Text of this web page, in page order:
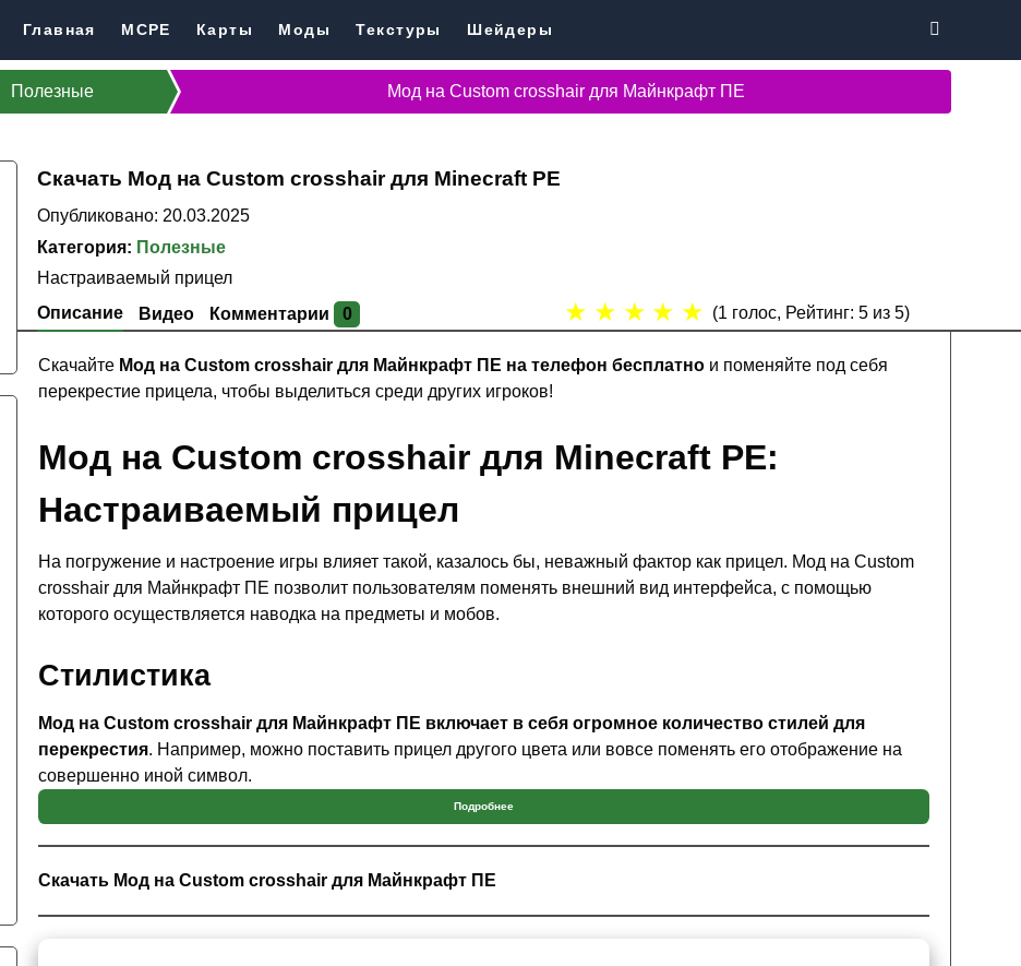
Главная MCPE Карты Моды Текстуры Шейдеры
Полезные Мод на Custom crosshair для Майнкрафт ПЕ
Скачать Мод на Custom crosshair для Minecraft PE
Опубликовано: 20.03.2025
Категория: Полезные
Настраиваемый прицел
Описание
Видео Комментарии 0 ★ ★ ★ ★ ★ (1 голос, Рейтинг: 5из 5)
Скачайте Мод на Custom crosshair для Майнкрафт ПЕ на телефон бесплатно и поменяйте под себя
перекрестие прицела, чтобы выделиться среди других игроков!
Мод на Custom crosshair для Minecraft PE:
Настраиваемый прицел
На погружение и настроение игры влияет такой, казалось бы, неважный фактор как прицел. Мод на Custom
crosshair для Майнкрафт ПЕ позволит пользователям поменять внешний вид интерфейса, с помощью
которого осуществляется наводка на предметы и мобов.
Стилистика
Мод на Custom crosshair для Майнкрафт ПЕ включает в себя огромное количество стилей для
перекрестия. Например, можно поставить прицел другого цвета или вовсе поменять его отображение на
совершенно иной символ.
Стилистика позволит самовыразиться или попросту поменять что-то в любимом кубическом мире. В моде на
Custom crosshair для Minecraft PE есть возможность поставить по центру экрана крест, несколько точек или
какую-то фигуру, а также многие другие варианты.
Подробнее
Скачать Мод на Custom crosshair для Майнкрафт ПЕ